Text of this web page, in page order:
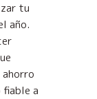
tu
año.
a